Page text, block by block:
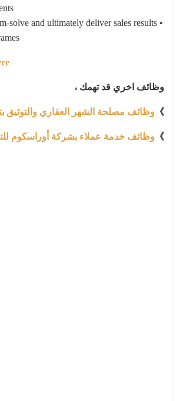
solve and ultimately deliver sales results
وظائف اخري قد تهمك ،
》 وظائف مصلحة الشهر العقاري والتوثيق بتاريخ 1
》 وظائف خدمة عملاء بشركة أوراسكوم